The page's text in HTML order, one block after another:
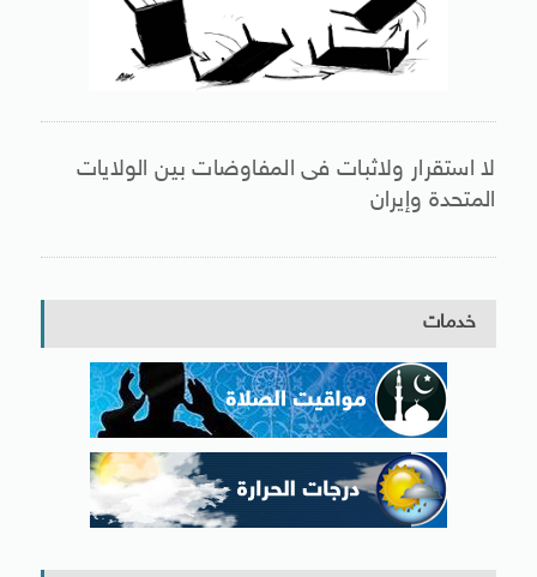
لا استقرار ولاثبات فى المفاوضات بين الولايات
المتحدة وإيران
خدمات